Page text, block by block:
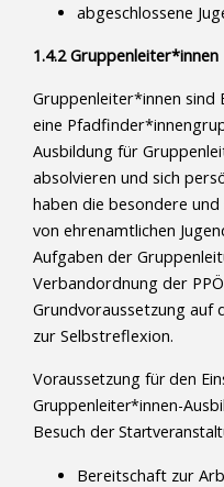
abgeschlossene
1.4.2 Gruppenleiter*innen
Gruppenleiter*innen sind
eine
Ausbildung für
absolvieren und sich
haben die besondere
von ehrenamtlichen
Aufgaben der
Verbandordnung der
Grundvoraussetzung auf
zur Selbstreflexion.
Voraussetzung für den
Gruppenleiter*innen-
Besuch der
Bereitschaft zur